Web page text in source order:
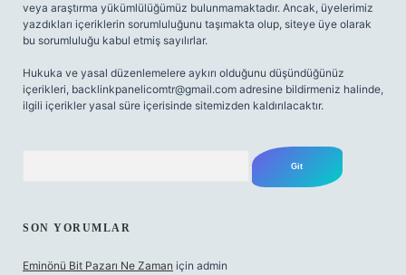
veya araştırma yükümlülüğümüz bulunmamaktadır. Ancak, üyelerimiz
yazdıkları içeriklerin sorumluluğunu taşımakta olup, siteye üye olarak
bu sorumluluğu kabul etmiş sayılırlar.
Hukuka ve yasal düzenlemelere aykırı olduğunu düşündüğünüz
içerikleri, backlinkpanelicomtr@gmail.com adresine bildirmeniz halinde,
ilgili içerikler yasal süre içerisinde sitemizden kaldırılacaktır.
SON YORUMLAR
Eminönü Bit Pazarı Ne Zaman için admin